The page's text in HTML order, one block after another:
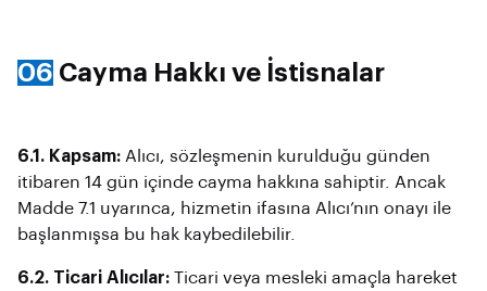
06 Cayma Hakkı ve İstisnalar
6.1. Kapsam: Alıcı, sözleşmenin kurulduğu günden
itibaren 14 gün içinde cayma hakkına sahiptir. Ancak
Madde 7.1 uyarınca, hizmetin ifasına Alıcı’nın onayı ile
başlanmışsa bu hak kaybedilebilir.
6.2. Ticari Alıcılar: Ticari veya mesleki amaçla hareket